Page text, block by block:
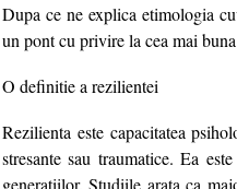
Dupa ce ne explica etimologia
un pont cu privire la cea mai
O definitie a rezilientei
Rezilienta este capacitatea
stresante sau traumatice. Ea
generatiilor. Studiile arata ca